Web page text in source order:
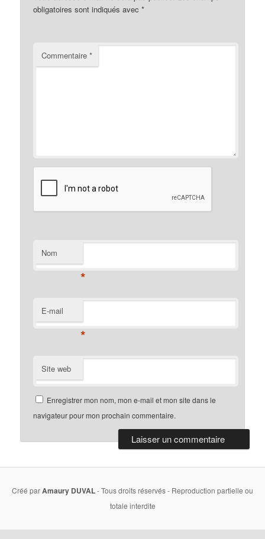
obligatoires sont indiqués avec*
Commentaire*
Nom
*
E-mail
*
Site web
Enregistrer mon nom, mon e-mail et mon site dans le
navigateur pour mon prochain commentaire.
Créé parAmaury DUVAL- Tous droits réservés - Reproduction partielle ou
totale interdite